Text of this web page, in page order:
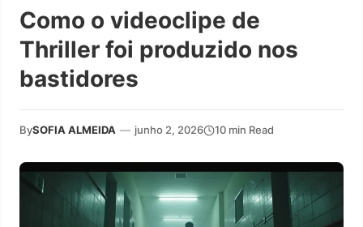
Como o videoclipe de
Thriller foi produzido nos
bastidores
BySOFIA ALMEIDA — junho 2, 2026 10 min Read